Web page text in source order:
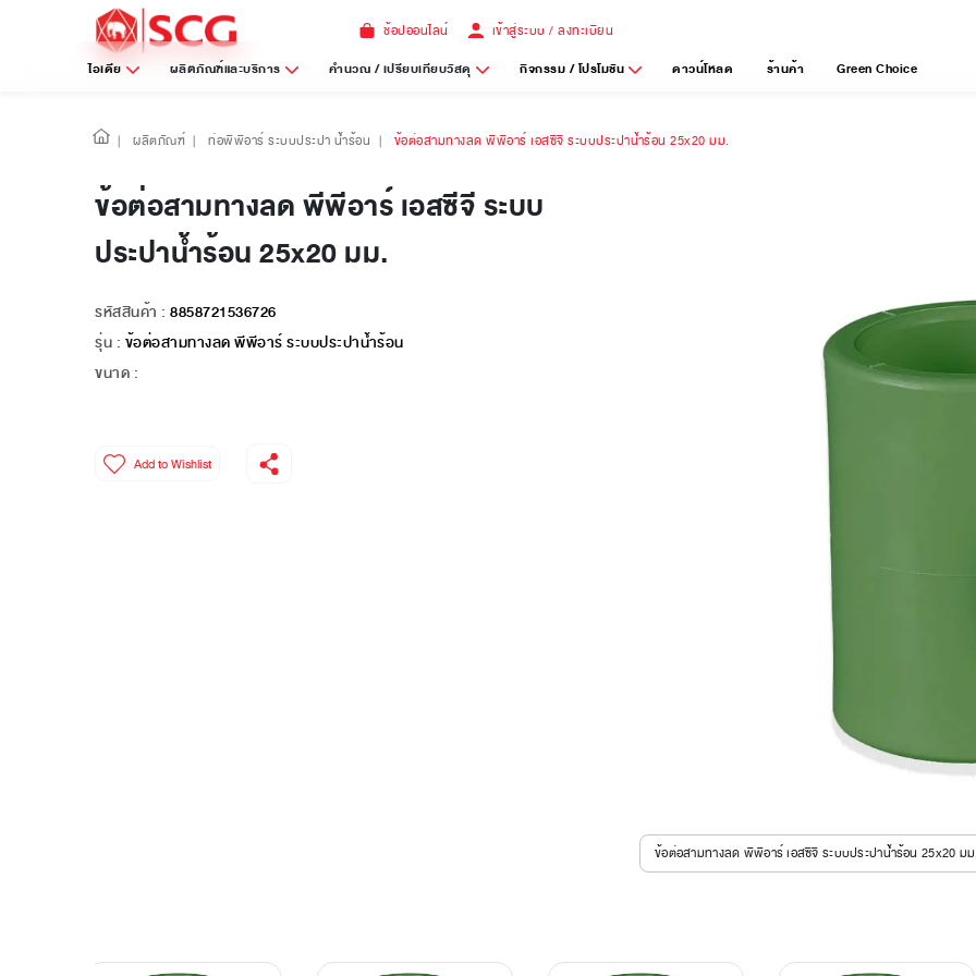
ช้อปออนไลน์ เข้าสู่ระบบ / ลงทะเบียน
ไอเดีย ผลิตภัณฑ์และบริการ คำนวณ / เปรียบเทียบวัสดุ กิจกรรม / โปรโมชัน ดาวน์โหลด ร้านค้า Green Choice
| ผลิตภัณฑ์ | ท่อพีพีอาร์ ระบบประปา น้ำร้อน | ข้อต่อสามทางลด พีพีอาร์ เอสซีจี ระบบประปาน้ำร้อน 25x20 มม.
ข้อต่อสามทางลด พีพีอาร์ เอสซีจี ระบบ
ประปาน้ำร้อน 25x20 มม.
รหัสสินค้า : 8858721536726
รุ่น : ข้อต่อสามทางลด พีพีอาร์ ระบบประปาน้ำร้อน
ขนาด :
Add to Wishlist
ข้อต่อสามทางลด พีพีอาร์ เอสซีจี ระบบประปาน้ำร้อน 25x20 ม